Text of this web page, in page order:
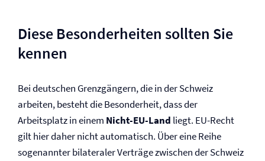
Diese Besonderheiten sollten Sie
kennen
Bei deutschen Grenzgängern, die in der Schweiz
arbeiten, besteht die Besonderheit, dass der
Arbeitsplatz in einem Nicht-EU-Land liegt. EU-Recht
gilt hier daher nicht automatisch. Über eine Reihe
sogenannter bilateraler Verträge zwischen der Schweiz